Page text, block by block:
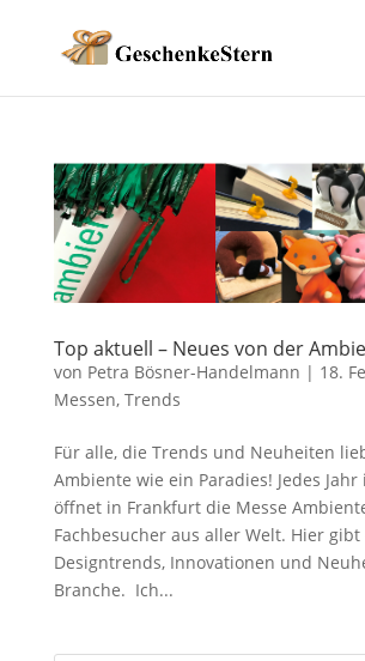
Top aktuell – Neues von der
von Petra Bösner-Handelmann | 18.
Messen, Trends
Für alle, die Trends und Neuheiten
Ambiente wie ein Paradies! Jedes
öffnet in Frankfurt die Messe
Fachbesucher aus aller Welt. Hier
Designtrends, Innovationen und
Branche. Ich...